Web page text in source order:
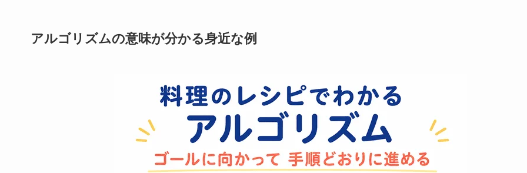
アルゴリズムの意味が分かる身近な例